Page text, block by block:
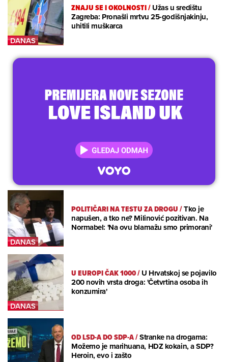
ZNAJU SE I OKOLNOSTI/Užas u središtu
Zagreba: Pronašli mrtvu 25-godišnjakinju,
uhitili muškarca
POLITIČARI NA TESTU ZA DROGU/Tko je
napušen, a tko ne? Milinović pozitivan. Na
Normabel: 'Na ovu blamažu smo primorani'
U EUROPI ČAK 1000/U Hrvatskoj se pojavilo
200 novih vrsta droga: 'Četvrtina osoba ih
konzumira'
OD LSD-A DO SDP-A/Stranke na drogama:
Možemo je marihuana, HDZ kokain, a SDP?
Heroin, evo i zašto